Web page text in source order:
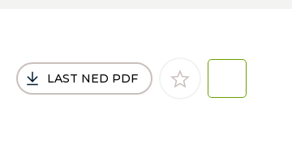
LAST NED PDF